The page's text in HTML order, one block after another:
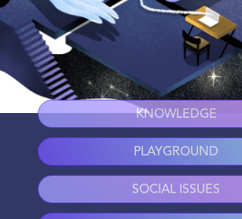
KNOWLEDGE
PLAYGROUND
SOCIAL ISSUES